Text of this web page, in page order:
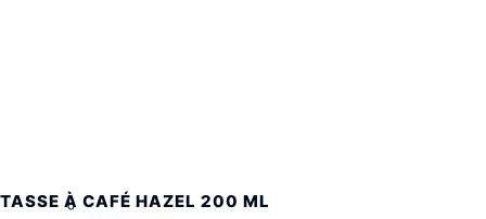
TASSE À CAFÉ HAZEL 200 ML